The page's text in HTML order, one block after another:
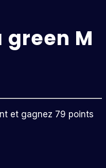
M
et gagnez 79 points